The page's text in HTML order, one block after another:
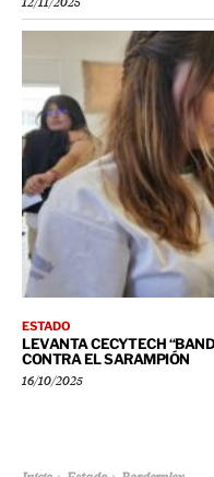
ESTADO
LEVANTA CECYTECH
CONTRA EL SARAMPIÓN
16/10/2025